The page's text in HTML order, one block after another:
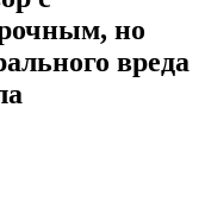
но
вреда